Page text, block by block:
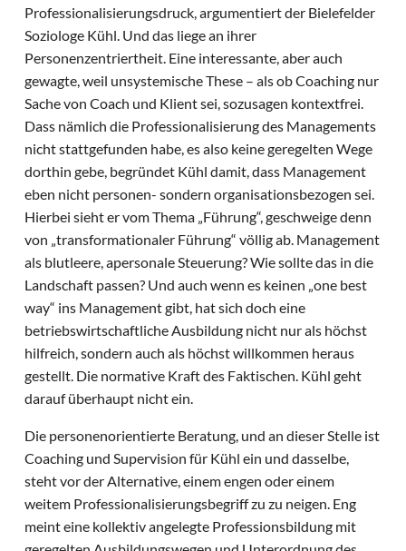
Professionalisierungsdruck, argumentiert der Bielefelder
Soziologe Kühl. Und das liege an ihrer
Personenzentriertheit. Eine interessante, aber auch
gewagte, weil unsystemische These – als ob Coaching nur
Sache von Coach und Klient sei, sozusagen kontextfrei.
Dass nämlich die Professionalisierung des Managements
nicht stattgefunden habe, es also keine geregelten Wege
dorthin gebe, begründet Kühl damit, dass Management
eben nicht personen- sondern organisationsbezogen sei.
Hierbei sieht er vom Thema „Führung“, geschweige denn
von „transformationaler Führung“ völlig ab. Management
als blutleere, apersonale Steuerung? Wie sollte das in die
Landschaft passen? Und auch wenn es keinen „one best
way“ ins Management gibt, hat sich doch eine
betriebswirtschaftliche Ausbildung nicht nur als höchst
hilfreich, sondern auch als höchst willkommen heraus
gestellt. Die normative Kraft des Faktischen. Kühl geht
darauf überhaupt nicht ein.
Die personenorientierte Beratung, und an dieser Stelle ist
Coaching und Supervision für Kühl ein und dasselbe,
steht vor der Alternative, einem engen oder einem
weitem Professionalisierungsbegriff zu zu neigen. Eng
meint eine kollektiv angelegte Professionsbildung mit